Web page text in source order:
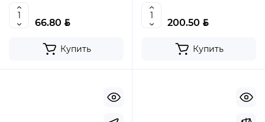
66.80 BYN
Купить
200.50 BYN
Купить